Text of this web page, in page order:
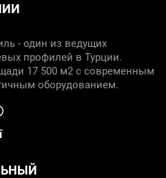
- один из ведущих
профилей в Турции.
17 500 м2 с современным
оборудованием.